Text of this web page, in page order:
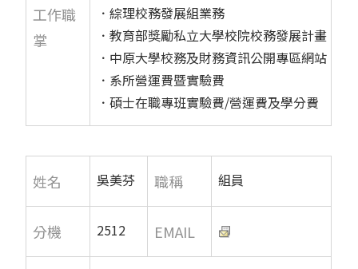
工作職
掌
．綜理校務發展組業務
．教育部獎勵私立大學校院校務發展計畫
．中原大學校務及財務資訊公開專區網站
．系所營運費暨實驗費
．碩士在職專班實驗費/營運費及學分費
姓名 吳美芬 職稱 組員
分機 2512 EMAIL